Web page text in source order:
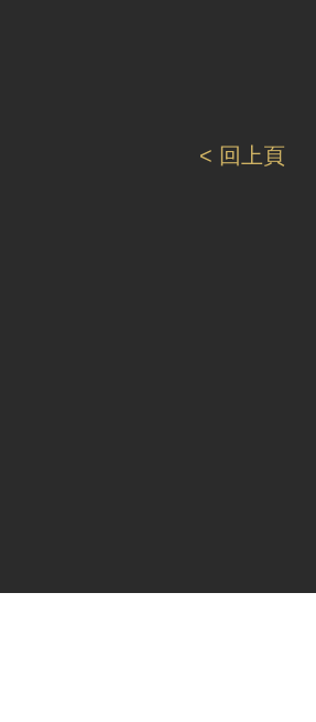
< 回上頁